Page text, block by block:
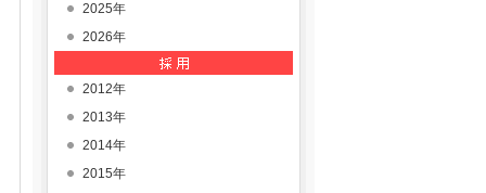
2025年
2026年
2012年
2013年
2014年
2015年